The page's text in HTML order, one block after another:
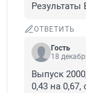
Результаты
ОТВЕТИТЬ
Гость
18
Выпуск
0,43 на 0,67,